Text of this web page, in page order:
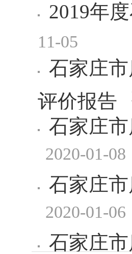
2019年
11-05
石家庄
评价报告
石家庄
2020-01-08
石家庄
2020-01-06
石家庄